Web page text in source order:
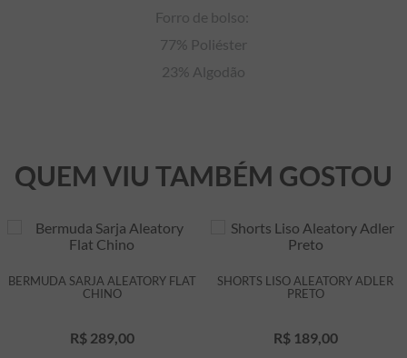
Forro de bolso:
77% Poliéster
23% Algodão
QUEM VIU TAMBÉM GOSTOU
BERMUDA SARJA ALEATORY FLAT
CHINO
R$ 289,00
SHORTS LISO ALEATORY ADLER
PRETO
R$ 189,00